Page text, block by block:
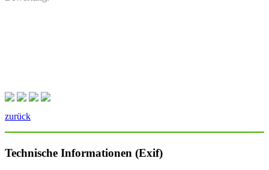
zurück
Technische Informationen (Exif)